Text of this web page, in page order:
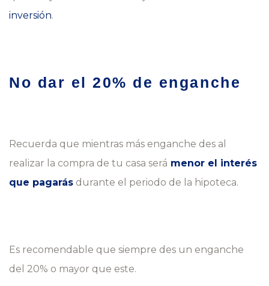
inversión.
No dar el 20% de enganche
Recuerda que mientras más enganche des al
realizar la compra de tu casa será menor el interés
que pagarás durante el periodo de la hipoteca.
Es recomendable que siempre des un enganche
del 20% o mayor que este.